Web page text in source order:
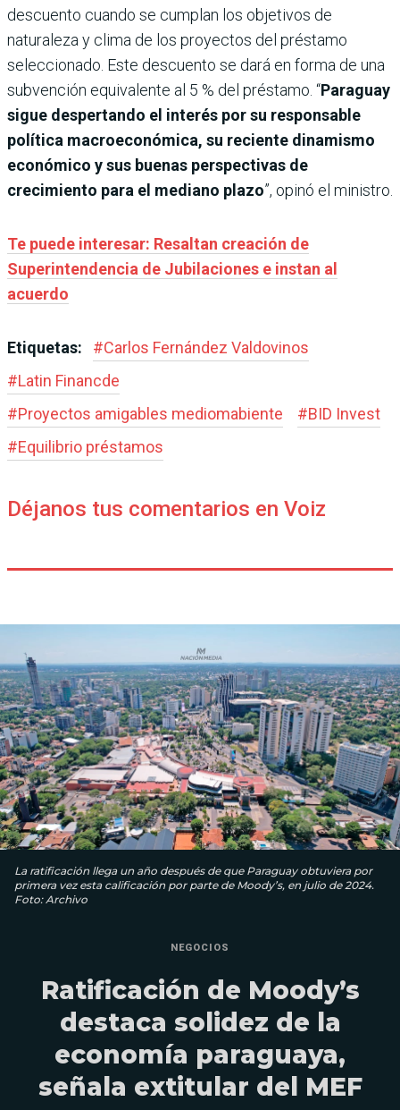
descuento cuando se cumplan los objetivos de
naturaleza y clima de los proyectos del préstamo
seleccionado. Este descuento se dará en forma de una
subvención equivalente al 5 % del préstamo. “Paraguay
sigue despertando el interés por su responsable
política macroeconómica, su reciente dinamismo
económico y sus buenas perspectivas de
crecimiento para el mediano plazo”, opinó el ministro.
Te puede interesar: Resaltan creación de
Superintendencia de Jubilaciones e instan al
acuerdo
Etiquetas: #Carlos Fernández Valdovinos
#Latin Financde
#Proyectos amigables mediomabiente #BID Invest
#Equilibrio préstamos
Déjanos tus comentarios en Voiz
La ratificación llega un año después de que Paraguay obtuviera por
primera vez esta calificación por parte de Moody’s, en julio de 2024.
Foto: Archivo
NEGOCIOS
Ratificación de Moody’s
destaca solidez de la
economía paraguaya,
señala extitular del MEF